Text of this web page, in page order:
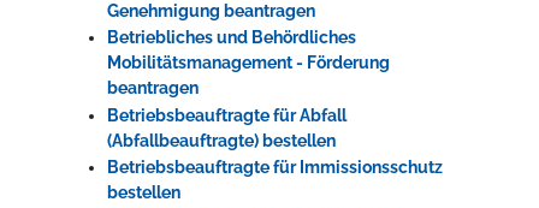
Genehmigung beantragen
Betriebliches und Behördliches
Mobilitätsmanagement - Förderung
beantragen
Betriebsbeauftragte für Abfall
(Abfallbeauftragte) bestellen
Betriebsbeauftragte für Immissionsschutz
bestellen